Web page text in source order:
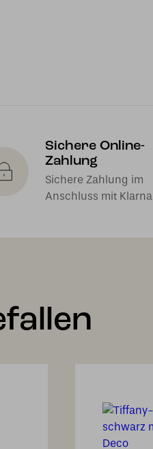
Sichere Online-
Zahlung
Sichere Zahlung im
Anschluss mit Klarna